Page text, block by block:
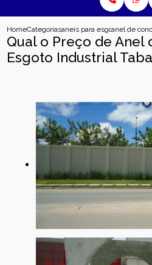
HomeCategoriasaneis para esgotoanel de
Qual o Preço de Anel
Esgoto Industrial